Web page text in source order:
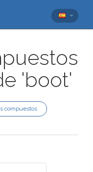
'boot'
compuestos